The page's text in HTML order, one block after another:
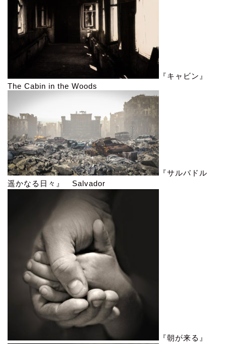
『キャビン』
The Cabin in the Woods
『サルバドル
遥かなる日々』 Salvador
『朝が来る』